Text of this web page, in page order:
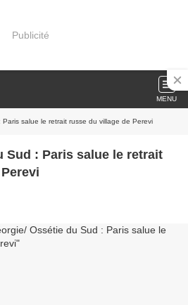
Publicité
MENU
salue le retrait russe du village de Perevi
Sud : Paris salue le retrait